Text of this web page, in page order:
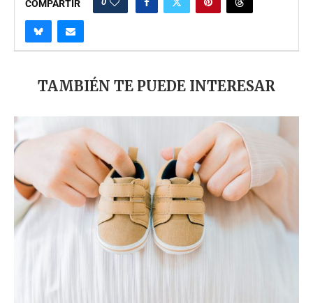
COMPARTIR
TAMBIÉN TE PUEDE INTERESAR